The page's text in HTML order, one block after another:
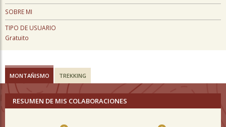
SOBRE MI
TIPO DE USUARIO
Gratuito
MONTAÑISMO TREKKING
RESUMEN DE MIS COLABORACIONES